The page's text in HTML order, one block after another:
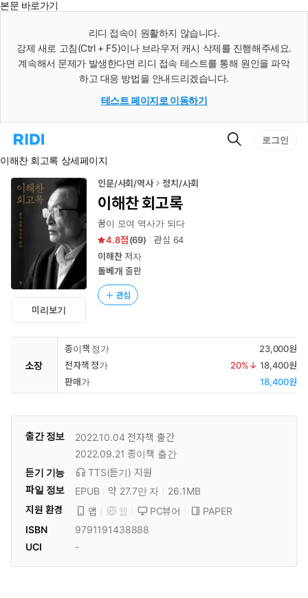
본문 바로가기
리디 접속이 원활하지 않습니다.
강제 새로 고침(Ctrl + F5)이나 브라우저 캐시 삭제를 진행해주세요.
계속해서 문제가 발생한다면 리디 접속 테스트를 통해 원인을 파악
하고 대응 방법을 안내드리겠습니다.
테스트 페이지로 이동하기
리
홈
로
이
동
검
로그인
이해찬 회고록 상세페이지
미리보기
인문/사회/역사 정치/사회
이해찬 회고록
꿈이 모여 역사가 되다
4.8
(69) 관심 64
이해찬저자
돌베개 출판
관심
소장
종이책 정가
23,000원
전자책 정가
20%↓ 18,400원
판매가
18,400원
출간 정보 2022.10.04 전자책 출간
2022.09.21 종이책 출간
듣기 기능
TTS(듣기) 지원
파일 정보
EPUB 약 27.7만 자
26.1MB
지원 환경
앱 웹 PC뷰어
PAPER
ISBN
9791191438888
UCI
-